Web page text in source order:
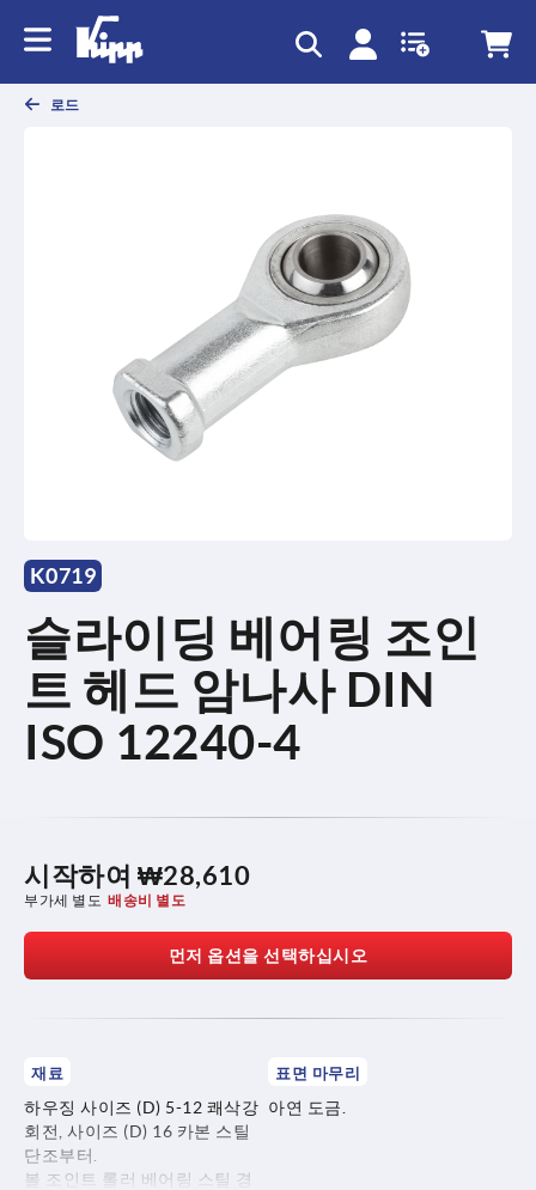
로드
K0719
슬라이딩 베어링 조인
트 헤드 암나사 DIN
ISO 12240-4
시작하여 ₩28,610
부가세 별도 배송비 별도
먼저 옵션을 선택하십시오
재료
하우징 사이즈 (D) 5-12 쾌삭강
회전, 사이즈 (D) 16 카본 스틸
단조부터.
볼 조인트 롤러 베어링 스틸 경
표면 마무리
아연 도금.